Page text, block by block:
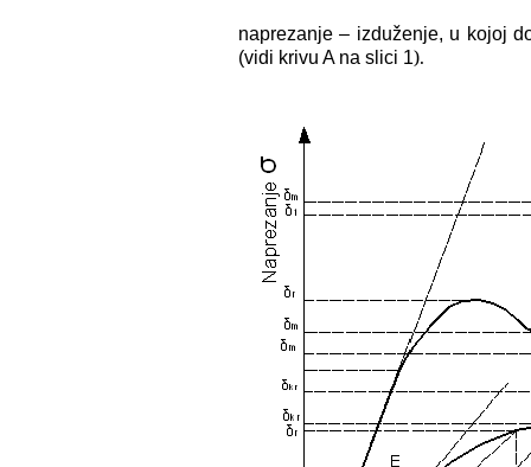
naprezanje – izduženje, u kojoj
(vidi krivu A na slici 1).